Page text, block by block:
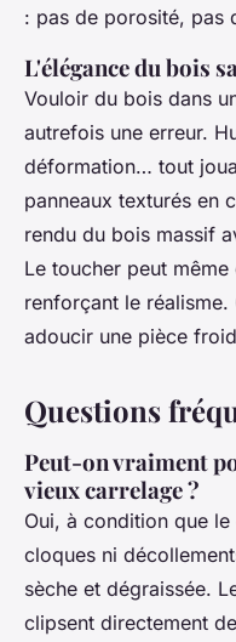
: pas de porosité, pas
L'élégance du bois
Vouloir du bois dans
autrefois une erreur.
déformation… tout
panneaux texturés en
rendu du bois massif
Le toucher peut
renforçant le réalisme.
adoucir une pièce
Questions
Peut-on vraiment
vieux carrelage ?
Oui, à condition que
cloques ni
sèche et dégraissée.
clipsent directement